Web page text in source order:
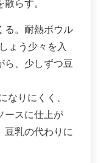
らす。
る。耐熱ボウル
ょう少々を入
ら、少しずつ豆
りにくく、
ースに仕上が
豆乳の代わりに